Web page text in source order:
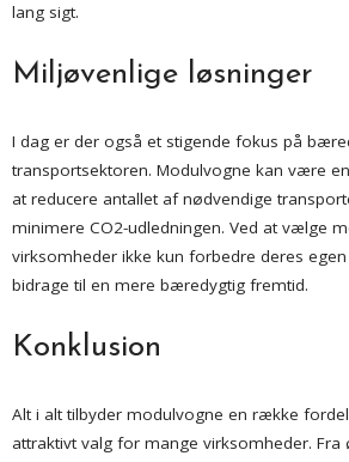
lang sigt.
Miljøvenlige løsninger
I dag er der også et stigende fokus på
transportsektoren. Modulvogne kan være
at reducere antallet af nødvendige
minimere CO2-udledningen. Ved at vælge
virksomheder ikke kun forbedre deres
bidrage til en mere bæredygtig fremtid.
Konklusion
Alt i alt tilbyder modulvogne en række
attraktivt valg for mange virksomheder.